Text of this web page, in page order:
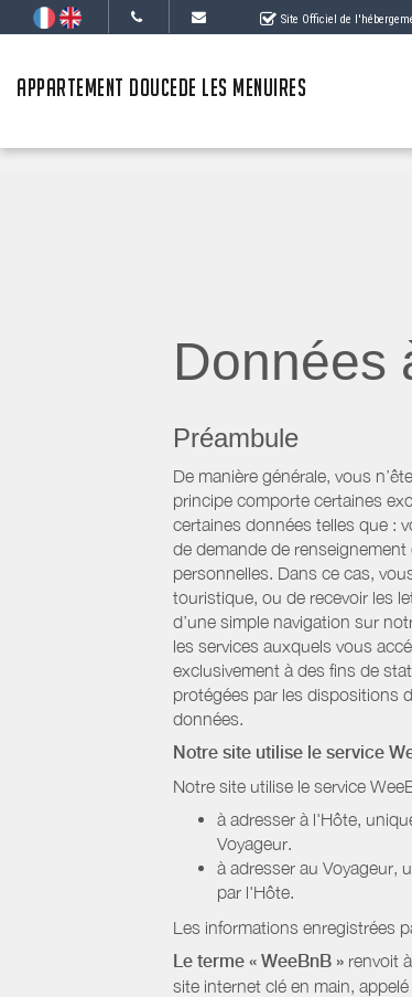
Site Officiel de
APPARTEMENT DOUCEDE LES MENUIRES
Données
Préambule
De manière générale, vous
principe comporte certaines
certaines données telles que :
de demande de
personnelles. Dans ce cas,
touristique, ou de recevoir les
d’une simple navigation sur
les services auxquels vous
exclusivement à des fins de
protégées par les dispositions
données.
Notre site utilise le service
Notre site utilise le service
à adresser à l'Hôte,
Voyageur.
à adresser au Voyageur,
par l'Hôte.
Les informations enregistrées
Le terme « WeeBnB » renvoit
site internet clé en main,